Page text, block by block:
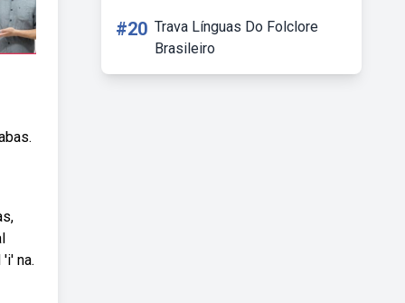
na.
#20 Trava Línguas Do Folclore
Brasileiro